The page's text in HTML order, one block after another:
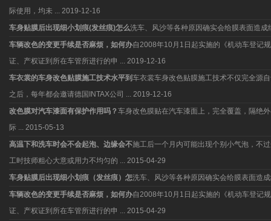
际使用，均未 ... 2019-12-16
车身贴膜后出现细小划痕(发丝痕)怎么洗车、风沙等各种原因确实会给膜表面造
车辆改色的变更手续是否麻烦，如何办自2008年10月1日起实施的《机动车登记
证、产权证到所在车管所进行的申 ... 2019-12-16
车衣裳的车身改色贴膜施工技术水平到 车衣裳车身改色贴膜施工技术不仅完全源
之后，每年都会邀请德国INTAX公司 ... 2019-12-16
改色膜对汽车漆面有保护作用吗？车身改色膜贴在汽车漆面上，完全覆盖，隔绝
际 ... 2015-05-13
高温下和洗车时会不会起泡、边缘会不施工后一个月内可能出现个别小气泡，不
工时技师粗心大意或用力不均匀的 ... 2015-04-29
车身贴膜后出现细小划痕（发丝痕）怎洗车、风沙等各种原因确实会给膜表面造
车辆改色的变更手续是否麻烦，如何办自2008年10月1日起实施的《机动车登记
证、产权证到所在车管所进行的申 ... 2015-04-29